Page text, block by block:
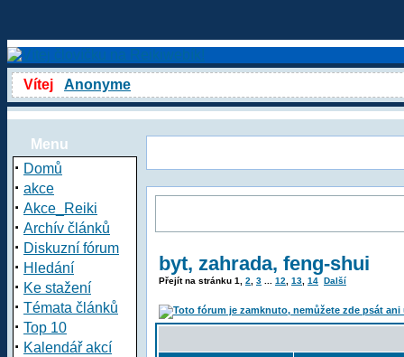
Vítej Anonyme
Menu
· Domů
· akce
· Akce_Reiki
· Archív článků
· Diskuzní fórum
· Hledání
· Ke stažení
· Témata článků
· Top 10
· Kalendář akcí
byt, zahrada, feng-shui
Přejít na stránku 1 2 3 12 13 14 Další